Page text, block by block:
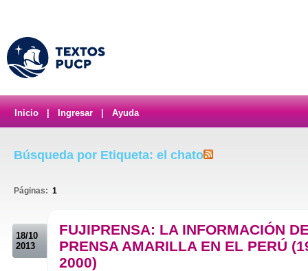
Inicio Ingresar Ayuda
Búsqueda por Etiqueta: el chato
Páginas: 1
18/10
2013
FUJIPRENSA: LA INFORMACIÓN
PRENSA AMARILLA EN EL PERÚ
2000)